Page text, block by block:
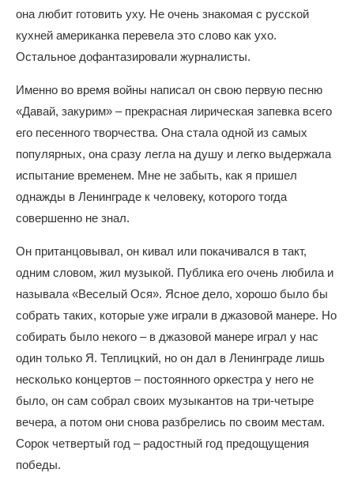
она любит готовить уху. Не очень знакомая с русской
кухней американка перевела это слово как ухо.
Остальное дофантазировали журналисты.
Именно во время войны написал он свою первую песню
«Давай, закурим» – прекрасная лирическая запевка всего
его песенного творчества. Она стала одной из самых
популярных, она сразу легла на душу и легко выдержала
испытание временем. Мне не забыть, как я пришел
однажды в Ленинграде к человеку, которого тогда
совершенно не знал.
Он пританцовывал, он кивал или покачивался в такт,
одним словом, жил музыкой. Публика его очень любила и
называла «Веселый Ося». Ясное дело, хорошо было бы
собрать таких, которые уже играли в джазовой манере. Но
собирать было некого – в джазовой манере играл у нас
один только Я. Теплицкий, но он дал в Ленинграде лишь
несколько концертов – постоянного оркестра у него не
было, он сам собрал своих музыкантов на три-четыре
вечера, а потом они снова разбрелись по своим местам.
Сорок четвертый год – радостный год предощущения
победы.